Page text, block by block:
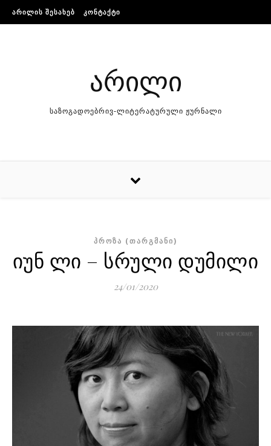
Skip to content
ᲐᲠᲘᲚᲘᲡ ᲨᲔᲡᲐᲮᲔᲑ ᲙᲝᲜᲢᲐᲥᲢᲘ
არილი
საზოგადოებრივ-ლიტერატურული ჟურნალი
ᲞᲠᲝᲖᲐ (ᲗᲐᲠᲒᲛᲐᲜᲘ)
იუნ ლი – სრული დუმილი
24/01/2020